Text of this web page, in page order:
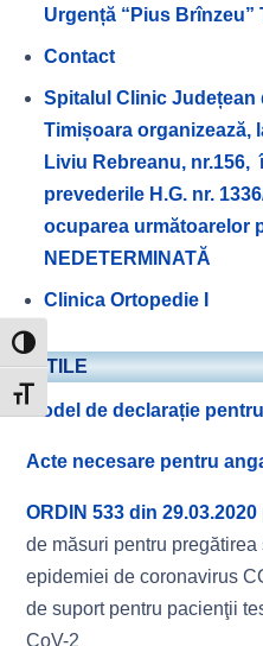
Toggle High Contrast
Toggle Font size
Urgență “Pius Brînzeu”
Contact
Spitalul Clinic Județean
Timișoara organizează,
Liviu Rebreanu,
prevederile H.G. nr.
ocuparea următoarelor
NEDETERMINATĂ
Clinica Ortopedie I
UTILE
Model de declarație
Acte necesare pentru
ORDIN 533 din 29.03.2020
de măsuri pentru pregătirea
epidemiei de coronavirus
de suport pentru pacienţii
CoV-2